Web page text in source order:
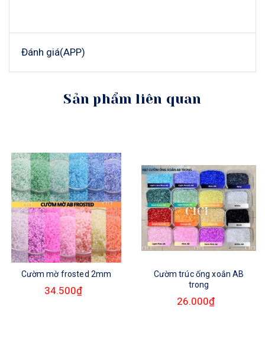
Đánh giá(APP)
Sản phẩm liên quan
Cườm mờ frosted 2mm
34.500₫
Cườm trúc ống xoắn AB
trong
26.000₫